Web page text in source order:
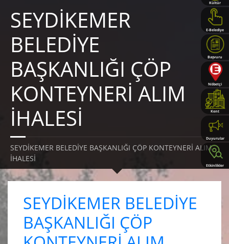
Kültür
Haritası
E-Belediye
Başvuru
Rehberi
Nöbetçi
Eczaneler
Kent
Duyurular
Etkinlikler
SEYDİKEMER
BELEDİYE
BAŞKANLIĞI ÇÖP
KONTEYNERİ ALIM
İHALESİ
SEYDİKEMER BELEDİYE BAŞKANLIĞI ÇÖP KONTEYNERİ ALIM
İHALESİ
SEYDİKEMER BELEDİYE
BAŞKANLIĞI ÇÖP